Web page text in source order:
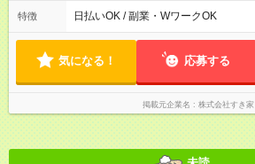
特徴 日払いOK / 副業・WワークOK
気になる！ 応募する
掲載元企業名 株式会社すき家